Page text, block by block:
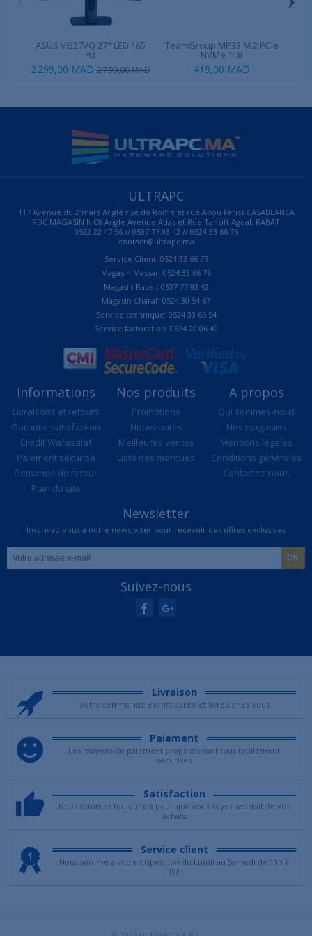
ASUS VG27VQ 27" LED 165
Hz
2 299,00 MAD 2 799,00 MAD
TeamGroup MP33 M.2 PCIe
NVMe 1TB
419,00 MAD
ULTRAPC
117 Avenue du 2 mars Angle rue de Rome et rue Abou Fariss CASABLANCA
RDC MAGASIN N 08 Angle Avenue Atlas et Rue Tansift Agdal, RABAT
0522 22 47 56 // 0537 77 93 42 // 0524 33 66 76
contact@ultrapc.ma
Service Client: 0524 33 66 75
Magasin Massar: 0524 33 66 76
Magasin Rabat: 0537 77 93 42
Magasin Charaf: 0524 30 54 67
Service technique: 0524 33 66 54
Service facturation: 0524 20 06 40
Informations
Livraisons et retours
Garantie satisfaction
Credit Wafasalaf
Paiement sécurisé
Demande de retour
Plan du site
Nos produits
Promotions
Nouveautés
Meilleures ventes
Liste des marques
A propos
Qui sommes-nous
Nos magasins
Mentions légales
Conditions générales
Contactez-nous
Newsletter
Inscrivez-vous à notre newsletter pour recevoir des offres exclusives
Suivez-nous
Livraison
Votre commande est preparée et livrée chez vous
Paiement
Les moyens de paiement proposés sont tous totalement
sécurisés
Satisfaction
Nous sommes toujours là pour que vous soyez satisfait de vos
achats
Service client
Nous somme a votre disposition du Lundi au Samedi de 10h à
19h